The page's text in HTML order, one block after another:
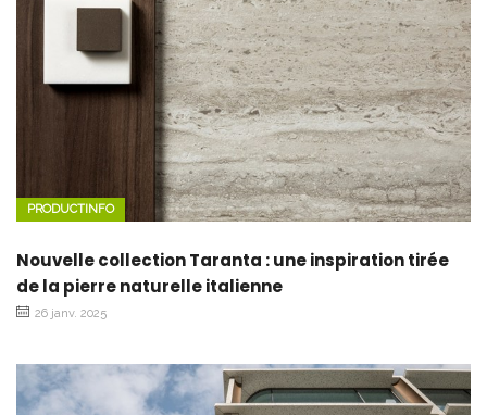
PRODUCTINFO
Nouvelle collection Taranta : une inspiration tirée
de la pierre naturelle italienne
26 janv. 2025